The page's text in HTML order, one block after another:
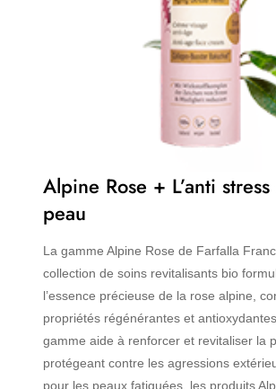
Alpine Rose + L’anti
peau
La gamme Alpine Rose de Farfalla
collection de soins revitalisants bio
l’essence précieuse de la rose alpine,
propriétés régénérantes et
gamme aide à renforcer et revitaliser la
protégeant contre les agressions
pour les peaux fatiguées, les produits